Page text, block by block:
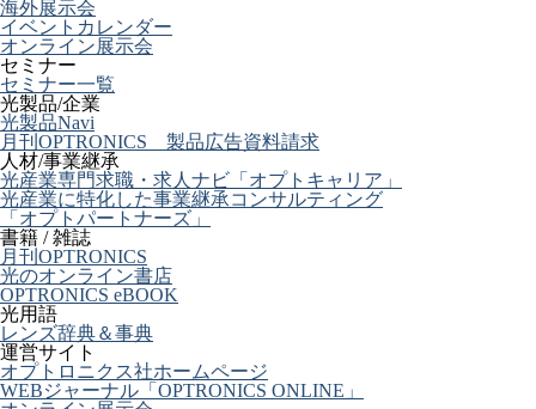
海外展示会
イベントカレンダー
オンライン展示会
セミナー
セミナー一覧
光製品/企業
光製品Navi
月刊OPTRONICS 製品広告資料請求
人材/事業継承
光産業専門求職・求人ナビ「オプトキャリア」
光産業に特化した事業継承コンサルティング
「オプトパートナーズ」
書籍 / 雑誌
月刊OPTRONICS
光のオンライン書店
OPTRONICS eBOOK
光用語
レンズ辞典＆事典
運営サイト
オプトロニクス社ホームページ
WEBジャーナル「OPTRONICS ONLINE」